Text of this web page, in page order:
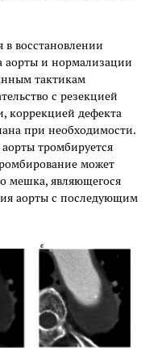
в восстановлении
аорты и нормализации
тактикам
с резекцией
коррекцией дефекта
при необходимости.
тромбируется
может
мешка, являющегося
аорты с последующим